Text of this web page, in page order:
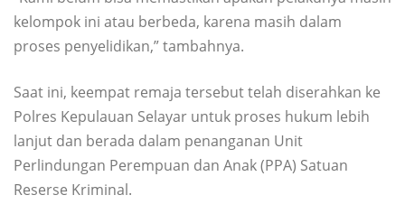
kelompok ini atau berbeda, karena masih dalam
proses penyelidikan,” tambahnya.
Saat ini, keempat remaja tersebut telah diserahkan ke
Polres Kepulauan Selayar untuk proses hukum lebih
lanjut dan berada dalam penanganan Unit
Perlindungan Perempuan dan Anak (PPA) Satuan
Reserse Kriminal.